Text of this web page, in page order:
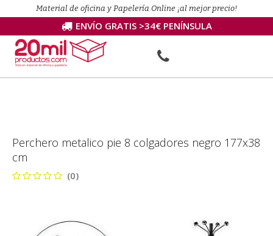
Material de oficina y Papelería Online ¡al mejor precio!
ENVÍO GRATIS >34€ PENÍNSULA
Perchero metalico pie 8 colgadores negro 177x38
cm
(0)